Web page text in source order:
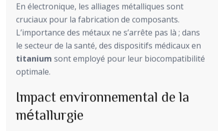
En électronique, les alliages métalliques sont
cruciaux pour la fabrication de composants.
L’importance des métaux ne s’arrête pas là ; dans
le secteur de la santé, des dispositifs médicaux en
titanium sont employé pour leur biocompatibilité
optimale.
Impact environnemental de la
métallurgie